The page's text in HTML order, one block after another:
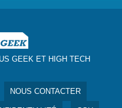
GEEK ET HIGH TECH
NOUS CONTACTER